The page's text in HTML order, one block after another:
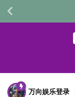
万向娱乐登录